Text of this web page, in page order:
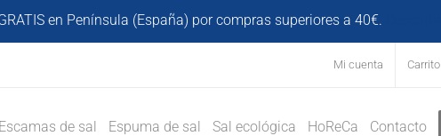
en Península (España) por compras superiores a 40€.
Mi cuenta Carrito
Escamas de sal Espuma de sal Sal ecológica HoReCa Contacto